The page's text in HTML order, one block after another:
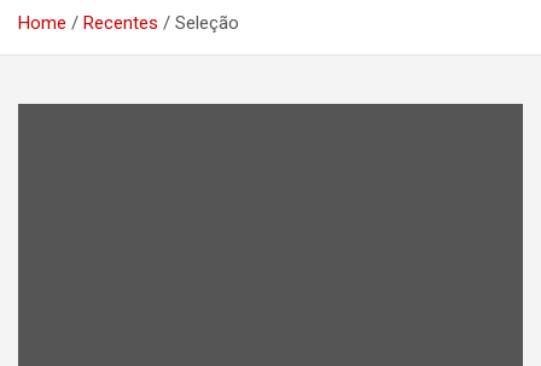
Home Recentes Seleção